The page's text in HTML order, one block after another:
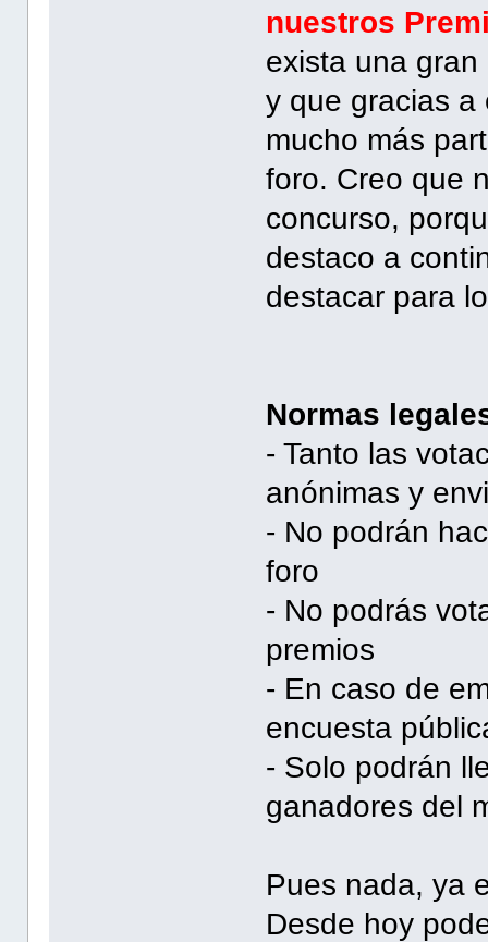
nuestros
exista una
y que gracias a
mucho más
foro. Creo que
concurso,
destaco a
destacar para
Normas
- Tanto las
anónimas y
- No podrán
foro
- No podrás
premios
- En caso de
encuesta
- Solo podrán
ganadores del
Pues nada, ya
Desde hoy